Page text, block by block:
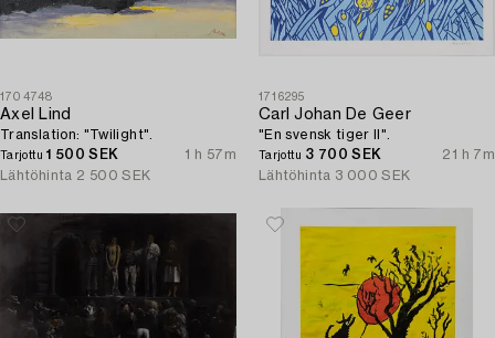
1704748
Axel Lind
Translation: "Twilight".
Tarjottu1 500 SEK
1 h 57m
Lähtöhinta 2 500 SEK
1716295
Carl Johan De Geer
"En svensk tiger II".
Tarjottu 3 700 SEK
21 h 7m
Lähtöhinta 3 000 SEK